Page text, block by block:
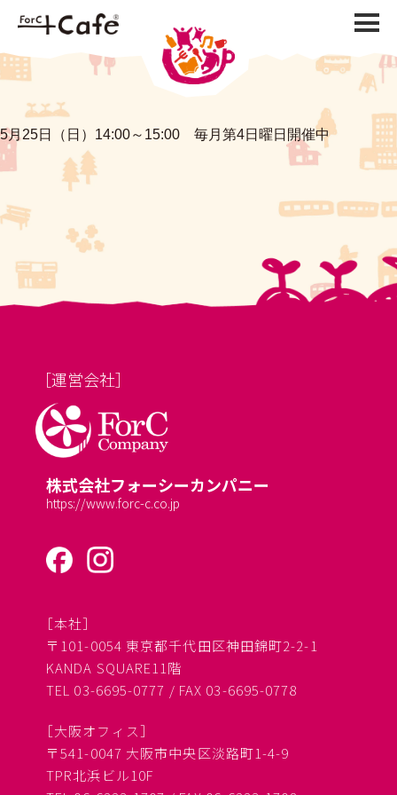
5月25日（日）14:00～15:00 毎月第4日曜日開催中
［運営会社］
株式会社フォーシーカンパニー
https://www.forc-c.co.jp
［本社］
〒101-0054 東京都千代田区神田錦町2-2-1
KANDA SQUARE11階
TEL 03-6695-0777 / FAX 03-6695-0778
［大阪オフィス］
〒541-0047 大阪市中央区淡路町1-4-9
TPR北浜ビル10F